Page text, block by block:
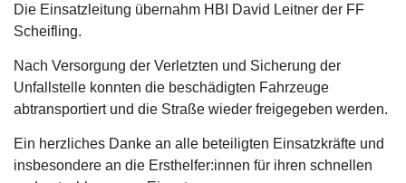
Die Einsatzleitung übernahm HBI David Leitner der FF
Scheifling.
Nach Versorgung der Verletzten und Sicherung der
Unfallstelle konnten die beschädigten Fahrzeuge
abtransportiert und die Straße wieder freigegeben werden.
Ein herzliches Danke an alle beteiligten Einsatzkräfte und
insbesondere an die Ersthelfer:innen für ihren schnellen